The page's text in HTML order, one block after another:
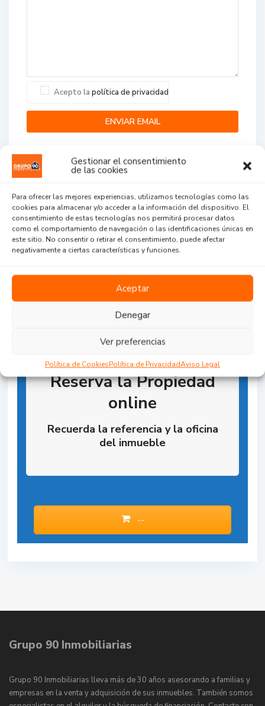
Gestionar el consentimiento
de las cookies
Para ofrecer las mejores experiencias, utilizamos tecnologías como las
cookies para almacenar y/o acceder a la información del dispositivo. El
consentimiento de estas tecnologías nos permitirá procesar datos
como el comportamiento de navegación o las identificaciones únicas en
este sitio. No consentir o retirar el consentimiento, puede afectar
negativamente a ciertas características y funciones.
Aceptar
Denegar
Ver preferencias
Política de CookiesPolítica de PrivacidadAviso Legal
Acepto la política de privacidad
Agent Reviews
...
Reserva la Propiedad
online
Recuerda la referencia y la oficina
del inmueble
--
Grupo 90 Inmobiliarias
Grupo 90 Inmobiliarias lleva más de 30 años asesorando a familias y
empresas en la venta y adquisición de sus inmuebles. También somos